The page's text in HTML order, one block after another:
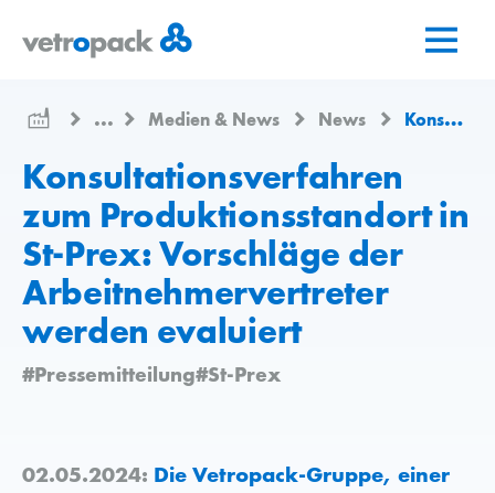
Startseite
Inhalt
Kontakt
...
Medien & News News Konsultationsverfahren zum Produktionsstandort in St-Prex: Vorschläge der Arbeitnehmervertreter werden evaluiert
Konsultationsverfahren
zum Produktionsstandort in
St-Prex: Vorschläge der
Arbeitnehmervertreter
werden evaluiert
#Pressemitteilung#St-Prex
02.05.2024: Die Vetropack-Gruppe, einer